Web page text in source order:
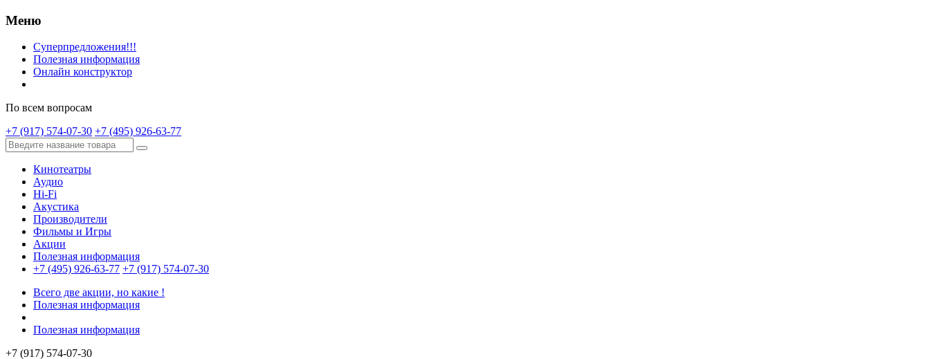
Меню
Суперпредложения!!!
Полезная информация
Онлайн конструктор
По всем вопросам
+7 (917) 574-07-30 +7 (495) 926-63-77
Кинотеатры
Аудио
Hi-Fi
Акустика
Производители
Фильмы и Игры
Акции
Полезная информация
+7 (495) 926-63-77 +7 (917) 574-07-30
Всего две акции, но какие !
Полезная информация
Полезная информация
+7 (917) 574-07-30